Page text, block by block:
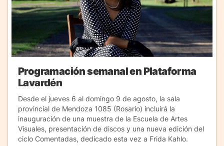
Programación semanal en Plataforma
Lavardén
Desde el jueves 6 al domingo 9 de agosto, la sala
provincial de Mendoza 1085 (Rosario) incluirá la
inauguración de una muestra de la Escuela de Artes
Visuales, presentación de discos y una nueva edición del
ciclo Comentadas, dedicado esta vez a Frida Kahlo.